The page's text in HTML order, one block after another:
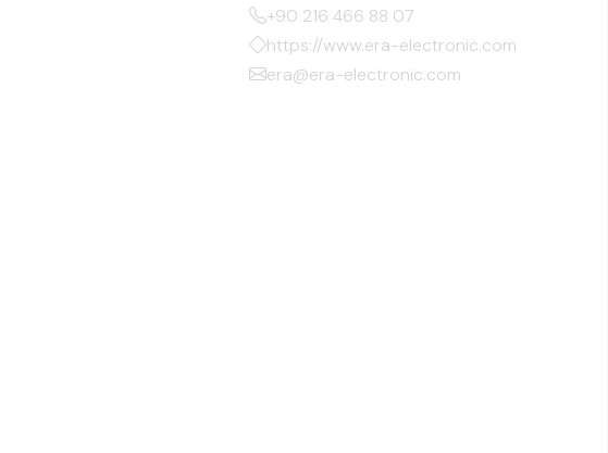
+90 216 466 88 07
https://www.era-electronic.com
era@era-electronic.com